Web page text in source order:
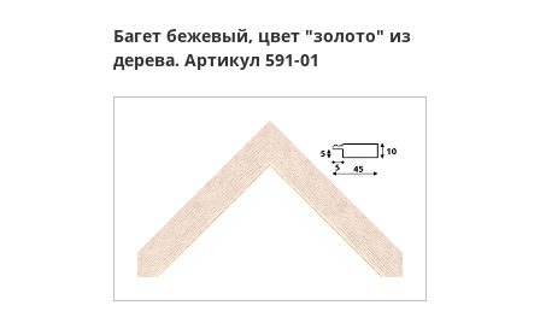
Багет бежевый, цвет "золото" из
дерева. Артикул 591-01